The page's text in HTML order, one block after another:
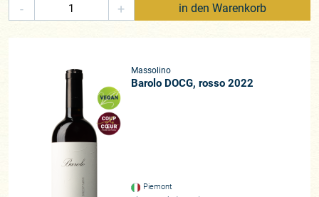
- + in den Warenkorb
Massolino
Barolo DOCG, rosso 2022
Piemont